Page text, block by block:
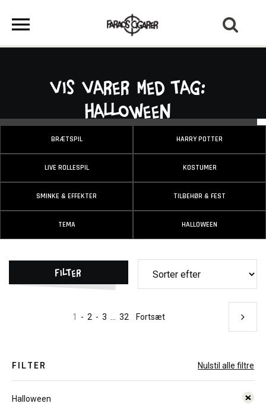
Vis varer med tag:
Halloween
BRÆTSPIL HARRY POTTER
LIVE ROLLESPIL KOSTUMER
SMINKE & EFFEKTER TILBEHØR & FEST
TEMA HALLOWEEN
Filter
1 - 2 - 3 32 Fortsæt
FILTER Nulstil alle filtre
Halloween